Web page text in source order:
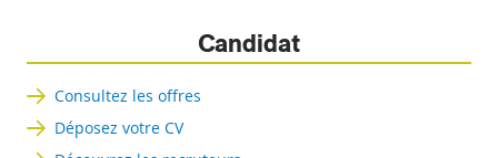
Candidat
Consultez les offres
Déposez votre CV